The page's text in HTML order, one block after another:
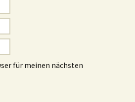
für meinen nächsten